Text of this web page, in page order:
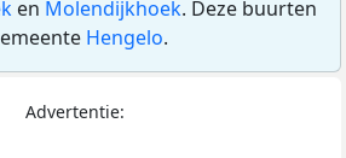
en Molendijkhoek. Deze buurten
Hengelo.
Advertentie: